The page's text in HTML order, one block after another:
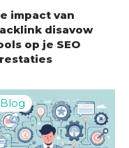
impact van
disavow
op je SEO